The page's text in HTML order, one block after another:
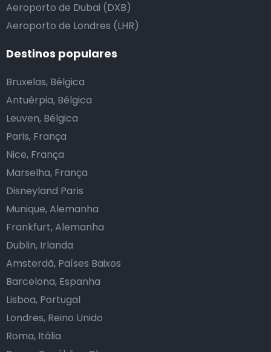
Aeroporto de Dubai (DXB)
Aeroporto de Londres (LHR)
Destinos populares
Bruxelas, Bélgica
Antuérpia, Bélgica
Leuven, Bélgica
Paris, França
Nice, França
Marselha, França
Disneyland Paris
Munique, Alemanha
Frankfurt, Alemanha
Dublin, Irlanda
Amsterdã, Países Baixos
Barcelona, Espanha
Lisboa, Portugal
Londres, Reino Unido
Roma, Itália